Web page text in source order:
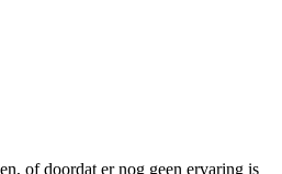
of doordat er nog geen ervaring is